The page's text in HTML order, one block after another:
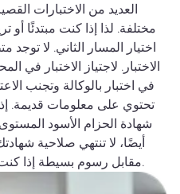
العديد من الاختبارات
مختلفة. لذا إذا كنت مبتدئًا أو
اختيار المسار الثاني. لا
الاختبار. لاجتياز الاختبار في
في اختبار بالوكالة وتجنب
تحتوي على معلومات قديمة.
أيضًا، لا تنتهي صلاحية
مقابل رسوم بسيطة إذا كنت تريد الحصول على شهادة حديثة.